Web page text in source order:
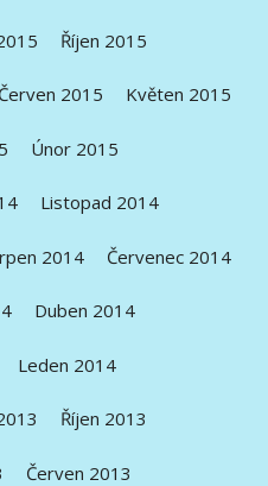
Říjen 2015
Červen 2015 Květen 2015
Únor 2015
Listopad 2014
2014 Červenec 2014
Duben 2014
Leden 2014
Říjen 2013
Červen 2013